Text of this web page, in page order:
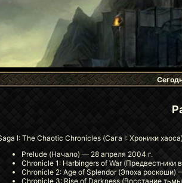
I: The Chaotic Chronicles (Сага I: Хроники хаоса)
Prelude (Начало) — 28 апреля 2004 г.
Chronicle 1: Harbingers of War
Chronicle 2: Age of Splendor (Эпоха роскоши)
Chronicle 3: Rise of Darkness (Восстание